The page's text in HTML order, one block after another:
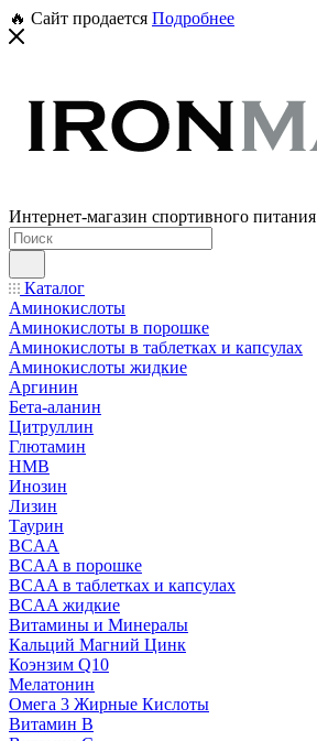
🔥 Сайт продается Подробнее
Интернет-магазин спортивного питания
Каталог
Аминокислоты
Аминокислоты в порошке
Аминокислоты в таблетках и капсулах
Аминокислоты жидкие
Аргинин
Бета-аланин
Цитруллин
Глютамин
HMB
Инозин
Лизин
Таурин
BCAA
BCAA в порошке
BCAA в таблетках и капсулах
BCAA жидкие
Витамины и Минералы
Кальций Магний Цинк
Коэнзим Q10
Мелатонин
Омега 3 Жирные Кислоты
Витамин B